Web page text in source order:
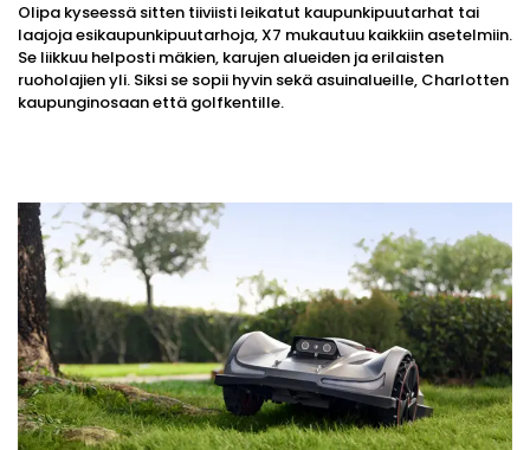
Olipa kyseessä sitten tiiviisti leikatut kaupunkipuutarhat tai
laajoja esikaupunkipuutarhoja, X7 mukautuu kaikkiin asetelmiin.
Se liikkuu helposti mäkien, karujen alueiden ja erilaisten
ruoholajien yli. Siksi se sopii hyvin sekä asuinalueille, Charlotten
kaupunginosaan että golfkentille.